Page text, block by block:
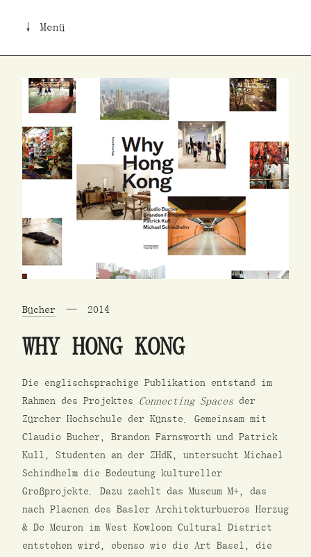
↓ Menü
Bücher 2014
WHY HONG KONG
Die englischsprachige Publikation entstand im
Rahmen des Projektes Connecting Spaces der
Zürcher Hochschule der Künste. Gemeinsam mit
Claudio Bucher, Brandon Farnsworth und Patrick
Kull, Studenten an der ZHdK, untersucht Michael
Schindhelm die Bedeutung kultureller
Großprojekte. Dazu zaehlt das Museum M+, das
nach Plaenen des Basler Architekturbueros Herzug
& De Meuron im West Kowloon Cultural District
entstehen wird, ebenso wie die Art Basel, die